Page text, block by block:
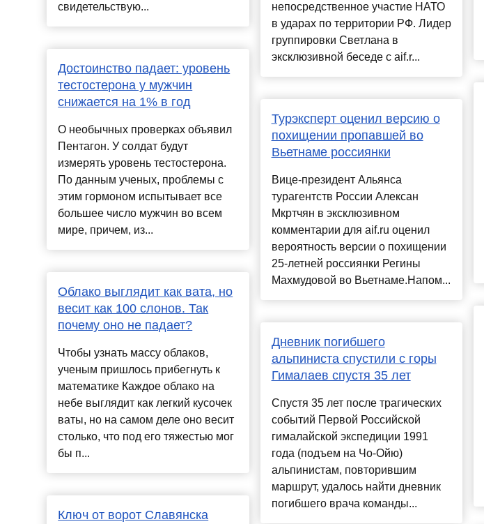
свидетельствую...
Достоинство падает: уровень
тестостерона у мужчин
снижается на 1% в год
О необычных проверках объявил
Пентагон. У солдат будут
измерять уровень тестостерона.
По данным ученых, проблемы с
этим гормоном испытывает все
большее число мужчин во всем
мире, причем, из...
Облако выглядит как вата, но
весит как 100 слонов. Так
почему оно не падает?
Чтобы узнать массу облаков,
ученым пришлось прибегнуть к
математике Каждое облако на
небе выглядит как легкий кусочек
ваты, но на самом деле оно весит
столько, что под его тяжестью мог
бы п...
Ключ от ворот Славянска
непосредственное участие НАТО
в ударах по территории РФ. Лидер
группировки Светлана в
эксклюзивной беседе с aif.r...
Турэксперт оценил версию о
похищении пропавшей во
Вьетнаме россиянки
Вице-президент Альянса
турагентств России Алексан
Мкртчян в эксклюзивном
комментарии для aif.ru оценил
вероятность версии о похищении
25-летней россиянки Регины
Махмудовой во Вьетнаме.Напом...
Дневник погибшего
альпиниста спустили с горы
Гималаев спустя 35 лет
Спустя 35 лет после трагических
событий Первой Российской
гималайской экспедиции 1991
года (подъем на Чо-Ойю)
альпинистам, повторившим
маршрут, удалось найти дневник
погибшего врача команды...